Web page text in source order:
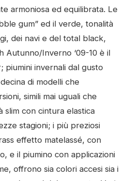
armoniosa ed equilibrata. Le
gum” ed il verde, tonalità
dei navi e del total black,
Autunno/Inverno ‘09-10 è il
piumini invernali dal gusto
di modelli che
simili mai uguali che
con cintura elastica
stagioni; i più preziosi
effetto matelassé, con
e il piumino con applicazioni
offrono sia colori accesi sia i